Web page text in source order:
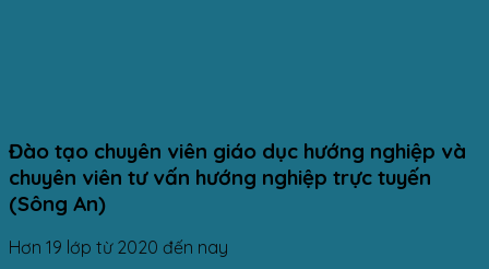
Đào tạo chuyên viên giáo dục hướng nghiệp và
chuyên viên tư vấn hướng nghiệp trực tuyến
(Sông An)
Hơn 19 lớp từ 2020 đến nay